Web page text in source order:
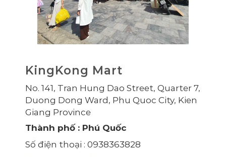
KingKong Mart
No. 141, Tran Hung Dao Street, Quarter 7,
Duong Dong Ward, Phu Quoc City, Kien
Giang Province
Thành phố: Phú Quốc
Số điện thoại : 0938363828